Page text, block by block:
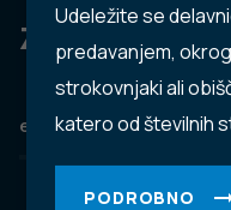
Udeležite se
predavanjem,
strokovnjaki ali
katero od številnih
PODROBNO
Za dobro javno
eZdravje Podatkovni